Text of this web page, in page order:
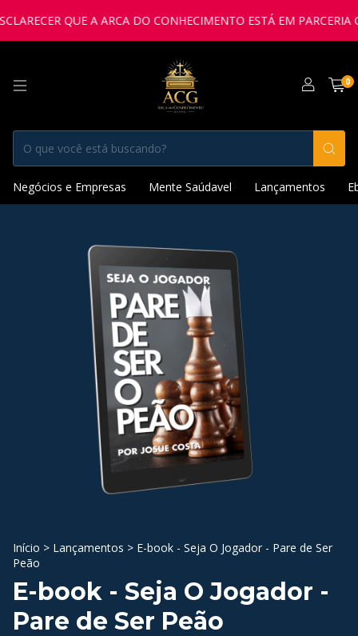
QUE A ARCA DO CONHECIMENTO ESTÁ EM
0
Negócios e Empresas Mente Saúdavel Lançamentos
Início > Lançamentos > E-book - Seja O Jogador - Pare de Ser
Peão
E-book - Seja O Jogador -
Pare de Ser Peão